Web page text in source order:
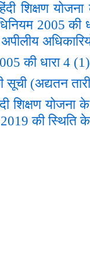
शिक्षण
2005
की धारा 4
सूची (अद्यतन
शिक्षण योजना के
की स्थिति